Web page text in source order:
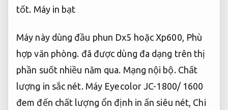
tốt. Máy in bạt
Máy này dùng đầu phun Dx5 hoặc Xp600, Phù
hợp văn phòng. đã được dùng đa dạng trên thị
phần suốt nhiều năm qua. Mạng nội bộ. Chất
lượng in sắc nét.Máy Eyecolor JC-1800/ 1600
đem đến chất lượng ổn định in ấn siêu nét, Chi